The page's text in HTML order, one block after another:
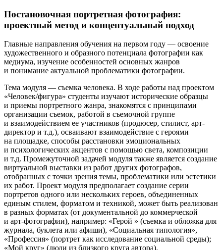
Постановочная портретная фотография:
проектный метод и концептуальный подход
Главные направления обучения на первом году — освоение
художественного и образного потенциала фотографии как
медиума, изучение особенностей основных жанров
и понимание актуальной проблематики фотографии.
Тема модуля — съемка человека. В ходе работы над проектом
«Человек/фигура» студенты изучают исторические образцы
и приемы портретного жанра, знакомятся с принципами
организации съемок, работой в съемочной группе
и взаимодействием ее участников (продюсер, стилист, арт-
директор и т.д.), осваивают взаимодействие с героями
на площадке, способы расстановки эмоциональных
и психологических акцентов с помощью света, композиции
и т.д. Промежуточной задачей модуля также является создание
виртуальной выставки из работ других фотографов,
отобранных с точки зрения темы, проблематики или эстетики
их работ. Проект модуля предполагает создание серии
портретов одного или нескольких героев, объединенных
единым стилем, форматом и техникой, может быть реализован
в разных форматах (от документальной до коммерческой
и арт-фотографии), например: «Герой » (съемка и обложка для
журнала, буклета или афиши), «Социальная типология»,
«Профессия» (портрет как исследование социальной среды);
«Мой круг» (люди из близкого круга автора).